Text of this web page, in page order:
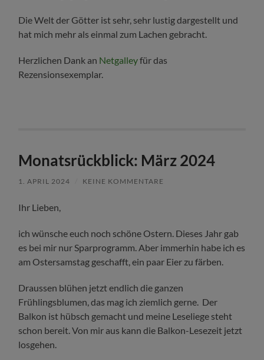
Die Welt der Götter ist sehr, sehr lustig dargestellt und
hat mich mehr als einmal zum Lachen gebracht.
Herzlichen Dank an Netgalleyfür das
Rezensionsexemplar.
Monatsrückblick: März 2024
1. APRIL 2024 KEINE KOMMENTARE
Ihr Lieben,
ich wünsche euch noch schöne Ostern. Dieses Jahr gab
es bei mir nur Sparprogramm. Aber immerhin habe ich es
am Ostersamstag geschafft, ein paar Eier zu färben.
Draussen blühen jetzt endlich die ganzen
Frühlingsblumen, das mag ich ziemlich gerne. Der
Balkon ist hübsch gemacht und meine Leseliege steht
schon bereit. Von mir aus kann die Balkon-Lesezeit jetzt
losgehen.